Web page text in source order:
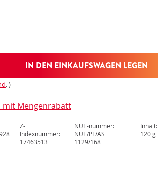
IN DEN EINKAUFSWAGEN LEGEN
. )
mit Mengenrabatt
Z-
Indexnummer:
17463513
NUT-nummer:
NUT/PL/AS
1129/168
Inhalt:
120 g